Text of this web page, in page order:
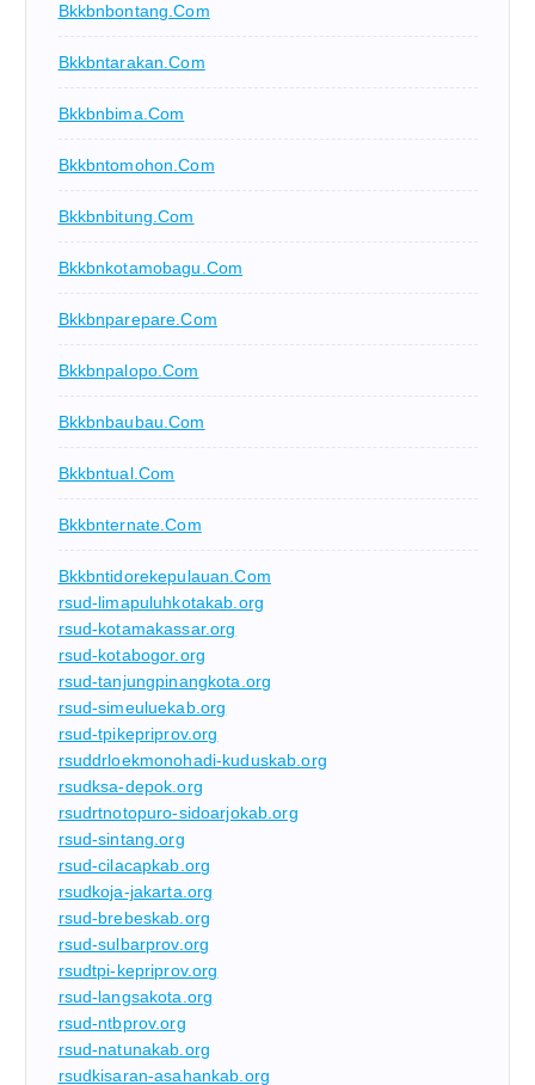
Bkkbnbontang.com
Bkkbntarakan.com
Bkkbnbima.com
Bkkbntomohon.com
Bkkbnbitung.com
Bkkbnkotamobagu.com
Bkkbnparepare.com
Bkkbnpalopo.com
Bkkbnbaubau.com
Bkkbntual.com
Bkkbnternate.com
Bkkbntidorekepulauan.com
rsud-limapuluhkotakab.org
rsud-kotamakassar.org
rsud-kotabogor.org
rsud-tanjungpinangkota.org
rsud-simeuluekab.org
rsud-tpikepriprov.org
rsuddrloekmonohadi-kuduskab.org
rsudksa-depok.org
rsudrtnotopuro-sidoarjokab.org
rsud-sintang.org
rsud-cilacapkab.org
rsudkoja-jakarta.org
rsud-brebeskab.org
rsud-sulbarprov.org
rsudtpi-kepriprov.org
rsud-langsakota.org
rsud-ntbprov.org
rsud-natunakab.org
rsudkisaran-asahankab.org